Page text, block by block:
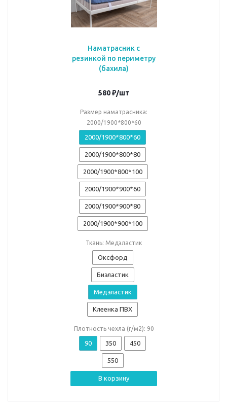
Наматрасник с
резинкой по периметру
(бахила)
580₽/шт
Размер наматрасника:
2000/1900*800*60
2000/1900*800*60
2000/1900*800*80
2000/1900*800*100
2000/1900*900*60
2000/1900*900*80
2000/1900*900*100
Ткань: Медэластик
Оксфорд
Биэластик
Медэластик
Клеенка ПВХ
Плотность чехла (г/м2): 90
90 350 450
550
В корзину